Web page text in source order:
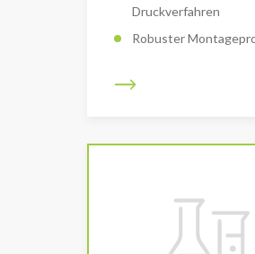
Druckverfahren
Robuster